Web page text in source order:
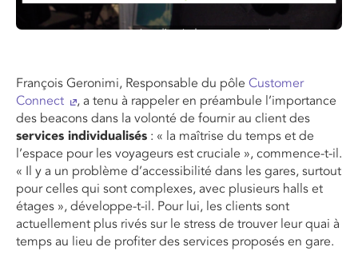
François Geronimi, Responsable du pôle Customer
Connect
, a tenu à rappeler en préambule l’importance
des beacons dans la volonté de fournir au client des
services individualisés : « la maîtrise du temps et de
l’espace pour les voyageurs est cruciale », commence-t-il.
« Il y a un problème d’accessibilité dans les gares, surtout
pour celles qui sont complexes, avec plusieurs halls et
étages », développe-t-il. Pour lui, les clients sont
actuellement plus rivés sur le stress de trouver leur quai à
temps au lieu de profiter des services proposés en gare.